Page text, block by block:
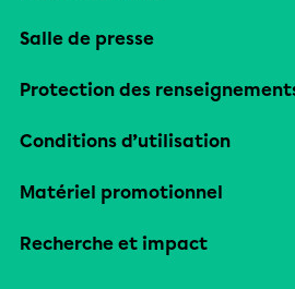
Salle de presse
Protection des
Conditions d’utilisation
Matériel promotionnel
Recherche et impact